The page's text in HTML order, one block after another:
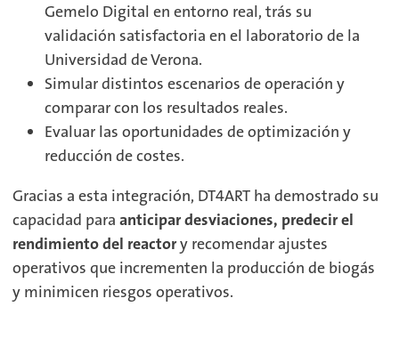
Gemelo Digital en entorno real, trás su
validación satisfactoria en el laboratorio de la
Universidad de Verona.
Simular distintos escenarios de operación y
comparar con los resultados reales.
Evaluar las oportunidades de optimización y
reducción de costes.
Gracias a esta integración, DT4ART ha demostrado su
capacidad para anticipar desviaciones, predecir el
rendimiento del reactory recomendar ajustes
operativos que incrementen la producción de biogás
y minimicen riesgos operativos.